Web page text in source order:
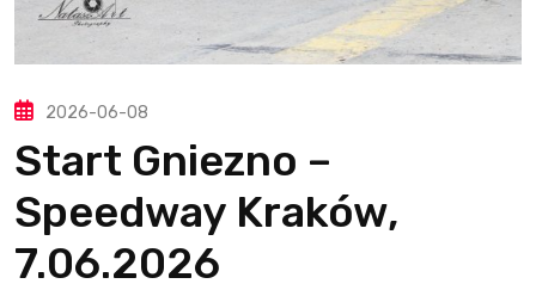
2026-06-08
Start Gniezno –
Speedway Kraków,
7.06.2026